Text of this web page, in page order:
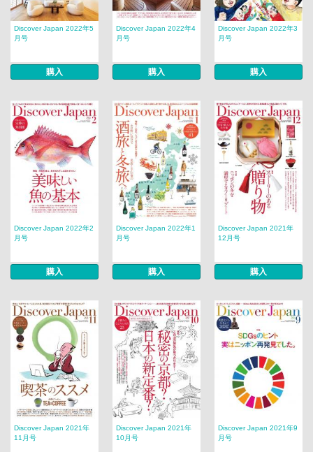
Discover Japan 2022年5
月号
購入
Discover Japan 2022年4
月号
購入
Discover Japan 2022年3
月号
購入
Discover Japan 2022年2
月号
購入
Discover Japan 2022年1
月号
購入
Discover Japan 2021年
12月号
購入
Discover Japan 2021年
11月号
Discover Japan 2021年
10月号
Discover Japan 2021年9
月号